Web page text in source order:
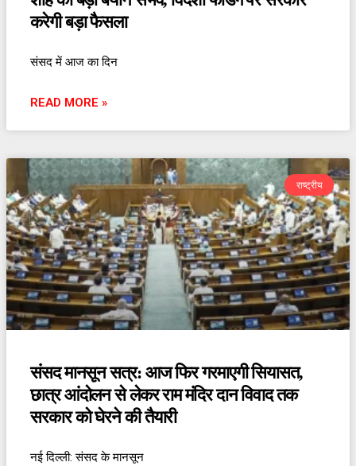
करेगी बड़ा फैसला
संसद में आज का दिन
READ MORE »
राष्ट्रीय
संसद मानसून सत्र: आज फिर गरमाएगी सियासत,
छात्र आंदोलन से लेकर राम मंदिर दान विवाद तक
सरकार को घेरने की तैयारी
नई दिल्ली: संसद के मानसून